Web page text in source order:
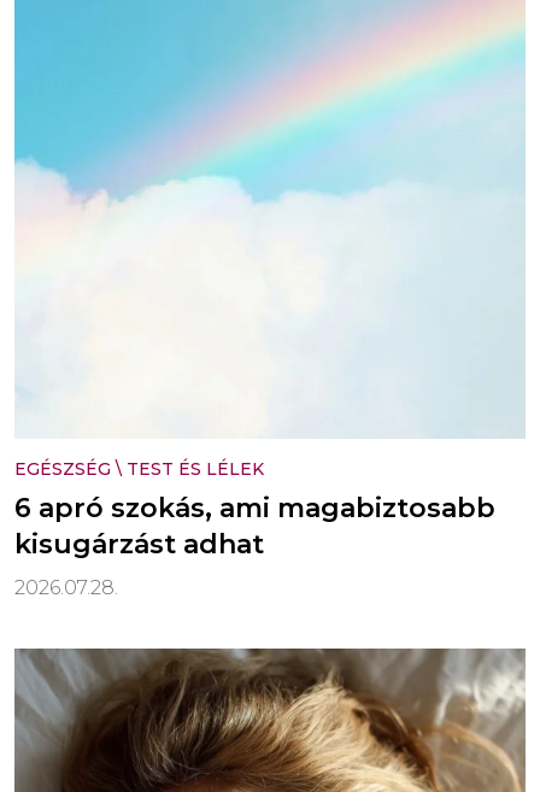
EGÉSZSÉG \ TEST ÉS LÉLEK
6 apró szokás, ami magabiztosabb
kisugárzást adhat
2026.07.28.